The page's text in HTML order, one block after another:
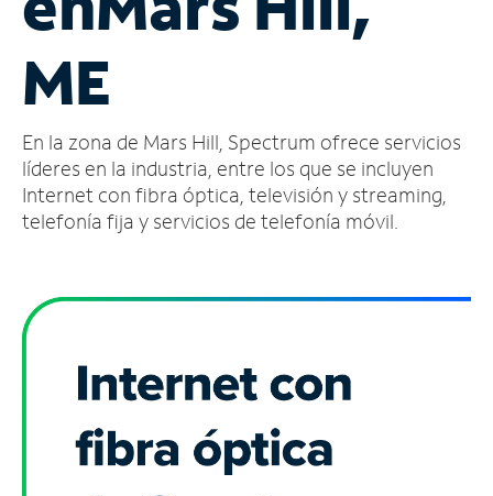
cuenta
Encuentra
tienda
ME
En la zona de Mars Hill, Spectrum ofrece servicios
líderes en la industria, entre los que se incluyen
Internet con fibra óptica, televisión y streaming,
telefonía fija y servicios de telefonía móvil.